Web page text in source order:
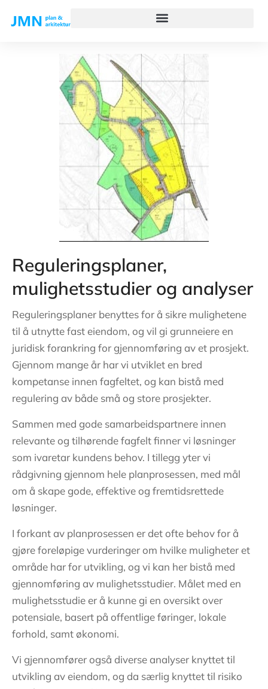
Reguleringsplaner,
mulighetsstudier og analyser
Reguleringsplaner benyttes for å sikre mulighetene
til å utnytte fast eiendom, og vil gi grunneiere en
juridisk forankring for gjennomføring av et prosjekt.
Gjennom mange år har vi utviklet en bred
kompetanse innen fagfeltet, og kan bistå med
regulering av både små og store prosjekter.
Sammen med gode samarbeidspartnere innen
relevante og tilhørende fagfelt finner vi løsninger
som ivaretar kundens behov. I tillegg yter vi
rådgivning gjennom hele planprosessen, med mål
om å skape gode, effektive og fremtidsrettede
løsninger.
I forkant av planprosessen er det ofte behov for å
gjøre foreløpige vurderinger om hvilke muligheter et
område har for utvikling, og vi kan her bistå med
gjennomføring av mulighetsstudier. Målet med en
mulighetsstudie er å kunne gi en oversikt over
potensiale, basert på offentlige føringer, lokale
forhold, samt økonomi.
Vi gjennomfører også diverse analyser knyttet til
utvikling av eiendom, og da særlig knyttet til risiko